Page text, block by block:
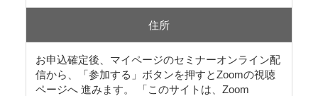
住所
お申込確定後、マイページのセミナーオンライン配
信から、「参加する」ボタンを押すとZoomの視聴
ページへ 進みます。 「このサイトは、Zoom